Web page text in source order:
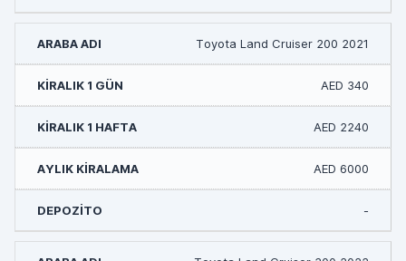
Toyota Land Cruiser 200 2021
AED 340
AED 2240
AED 6000
-